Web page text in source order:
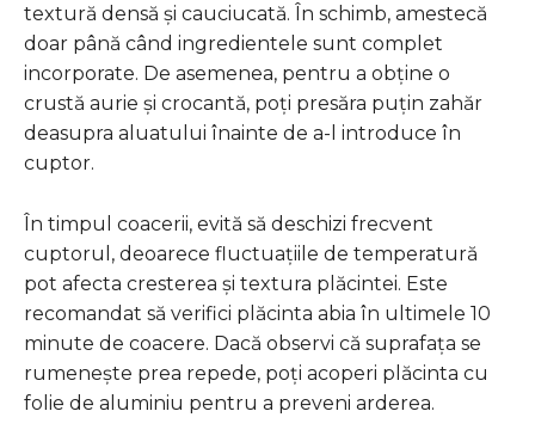
textură densă și cauciucată. În schimb, amestecă
doar până când ingredientele sunt complet
incorporate. De asemenea, pentru a obține o
crustă aurie și crocantă, poți presăra puțin zahăr
deasupra aluatului înainte de a-l introduce în
cuptor.
În timpul coacerii, evită să deschizi frecvent
cuptorul, deoarece fluctuațiile de temperatură
pot afecta cresterea și textura plăcintei. Este
recomandat să verifici plăcinta abia în ultimele 10
minute de coacere. Dacă observi că suprafața se
rumenește prea repede, poți acoperi plăcinta cu
folie de aluminiu pentru a preveni arderea.